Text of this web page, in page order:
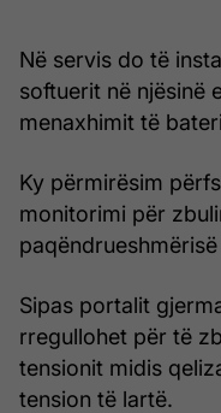
Në servis do të
softuerit në njësinë
menaxhimit të
Ky përmirësim
monitorimi për
Sipas portalit
rregullohet për të
tensionit midis
tension të lartë.